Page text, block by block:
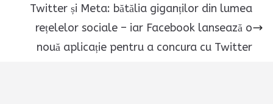
Twitter și Meta: bătălia giganților din lumea
rețelelor sociale – iar Facebook lansează o
nouă aplicație pentru a concura cu Twitter